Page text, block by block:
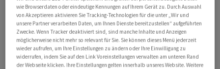
Die Zahl der kurzen, unbedingten Freiheitsstrafen fiel
auf einen historischen Tiefstand von 2937 an der Zahl.
Die bedingte Geldstrafe war mit 78'693 Fällen die
häufigste Sanktion.
wie Browserdaten oder eindeutige Kennungen auf Ihrem Gerät zu. Durch Auswahl
von Akzeptieren aktivieren Sie Tracking-Technologien für die unter „Wir und
unsere Partner verarbeiten Daten, um Ihnen Dienste bereitzustellen“ aufgeführten
Zwecke. Wenn Tracker deaktiviert sind, sind manche Inhalte und Anzeigen
möglicherweise nicht mehr so relevant für Sie. Sie können dieses Menü jederzeit
wieder aufrufen, um Ihre Einstellungen zu ändern oder Ihre Einwilligung zu
widerrufen, indem Sie auf den Link Voreinstellungen verwalten am unteren Rand
der Webseite klicken. Ihre Einstellungen gelten innerhalb unseres Website. Weitere